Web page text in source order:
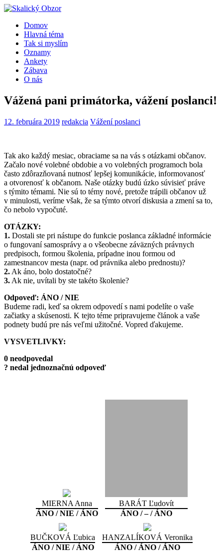
Domov
Hlavná téma
Tak si myslím
Oznamy
Ankety
Zábava
O nás
Vážená pani primátorka, vážení poslanci!
12. februára 2019 redakcia Vážení poslanci
Tak ako každý mesiac, obraciame sa na vás s otázkami občanov.
Začalo nové volebné obdobie a vo volebných programoch bola
často zdôrazňovaná nutnosť lepšej komunikácie, informovanosť
a otvorenosť k občanom. Naše otázky budú úzko súvisieť práve
s týmito témami. Nie sú to témy nové, pretože trápili občanov už
v minulosti, veríme však, že sa týmto otvorí diskusia a zmení sa to,
čo nebolo vypočuté.
OTÁZKY:
1. Dostali ste pri nástupe do funkcie poslanca základné informácie
o fungovaní samosprávy a o všeobecne záväzných právnych
predpisoch, formou školenia, prípadne inou formou od
zamestnancov mesta (napr. od právnika alebo prednostu)?
2. Ak áno, bolo dostatočné?
3. Ak nie, uvítali by ste takéto školenie?
Odpoveď: ÁNO / NIE
Budeme radi, keď sa okrem odpovedí s nami podelíte o vaše
začiatky a skúsenosti. K tejto téme pripravujeme článok a vaše
podnety budú pre nás veľmi užitočné. Vopred ďakujeme.
VYSVETLIVKY:
0 neodpovedal
? nedal jednoznačnú odpoveď
MIERNA Anna
ÁNO / NIE / ÁNO
BARÁT Ľudovít
ÁNO / – / ÁNO
BUČKOVÁ Ľubica
ÁNO / NIE / ÁNO
HANZALÍKOVÁ Veronika
ÁNO / ÁNO / ÁNO